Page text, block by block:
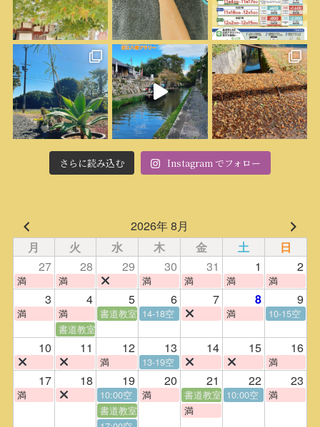
さらに読み込む Instagram でフォロー
2026年 8月
月 火 水 木 金 土 日
27 28 29 30 31 1 2
満 満 満 満 満 満
3 4 5 6 7 8 9
満 満 書道教室 14-18空 満
10-15空
書道教室
10 11 12 13 14 15 16
満 13-19空 満
17 18 19 20 21 22 23
満 10:00空 満 書道教室 10:00空
満
書道教室
満